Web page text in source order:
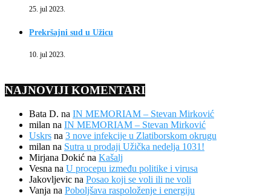
25. jul 2023.
Prekršajni sud u Užicu
10. jul 2023.
NAJNOVIJI KOMENTARI
Bata D. na IN MEMORIAM – Stevan Mirković
milan na IN MEMORIAM – Stevan Mirković
Uskrs na 3 nove infekcije u Zlatiborskom okrugu
milan na Sutra u prodaji Užička nedelja 1031!
Mirjana Dokić na Kašalj
Vesna na U procepu između politike i virusa
Jakovljevic na Posao koji se voli ili ne voli
Vanja na Poboljšava raspoloženje i energiju